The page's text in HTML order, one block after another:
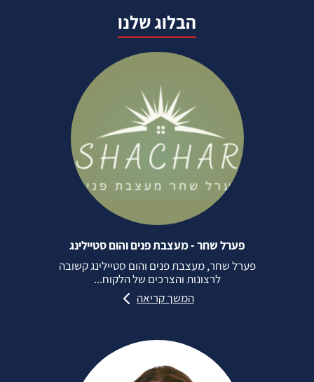
הבלוג שלנו
פערל שחר - מעצבת פנים והום סטיילינג
פערל שחר, מעצבת פנים והום סטיילינג קשובה
לרצונות והצרכים של הלקוח...
המשך קריאה